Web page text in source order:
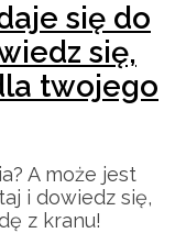
się do
się,
twojego
A może jest
i dowiedz się,
z kranu!